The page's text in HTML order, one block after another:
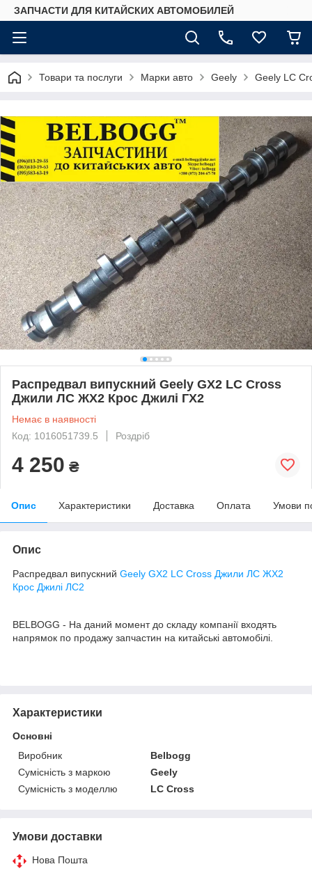
ЗАПЧАСТИ ДЛЯ КИТАЙСКИХ АВТОМОБИЛЕЙ
Товари та послуги Марки авто Geely Geely LC
Распредвал випускний Geely GX2 LC Cross
Джили ЛС ЖХ2 Крос Джилі ГХ2
Немає в наявності
Код: 1016051739.5
Роздріб
4 250 ₴
Опис Характеристики Доставка Оплата Умови
Опис
Распредвал випускний Geely GX2 LC Cross Джили ЛС ЖХ2
Крос Джилі ЛС2
BELBOGG - На даний момент до складу компанії входять
напрямок по продажу запчастин на китайські автомобілі.
Характеристики
Основні
Виробник
Belbogg
Сумісність з маркою
Geely
Сумісність з моделлю
LC Cross
Умови доставки
Нова Пошта